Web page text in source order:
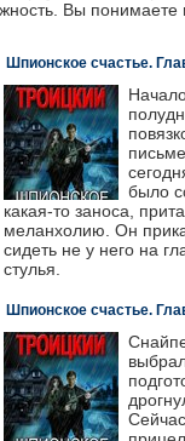
Вы понимаете
Шпионское счастье.
было
какая-то заноса,
меланхолию. Он
сидеть не у него на
стулья.
Шпионское счастье.